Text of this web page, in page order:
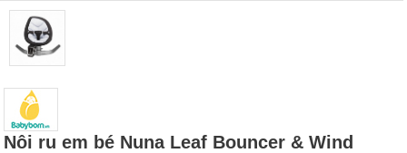
Nôi ru em bé Nuna Leaf Bouncer & Wind